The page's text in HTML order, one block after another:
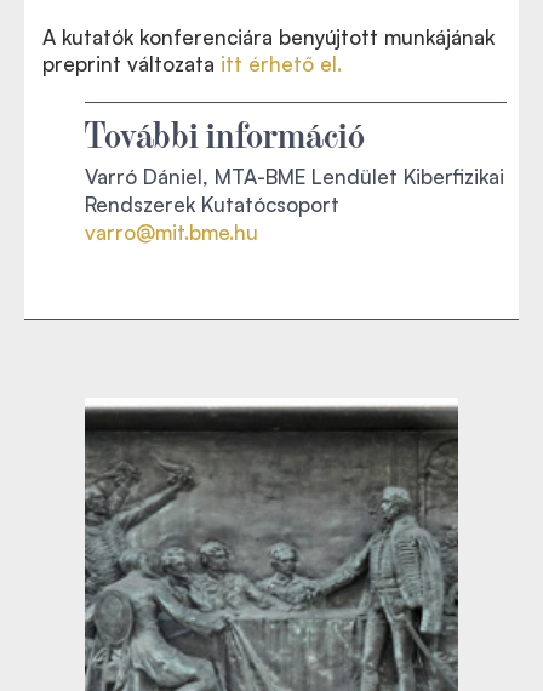
A kutatók konferenciára benyújtott munkájának
preprint változata itt érhető el.
További információ
Varró Dániel, MTA-BME Lendület Kiberfizikai
Rendszerek Kutatócsoport
varro@mit.bme.hu